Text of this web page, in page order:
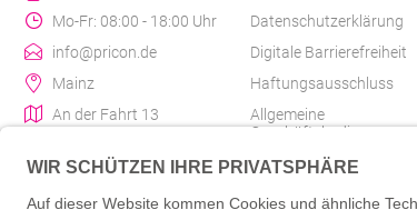
Mo-Fr: 08:00 - 18:00 Uhr
info@pricon.de
Mainz
An der Fahrt 13
Datenschutzerklärung
Digitale Barrierefreiheit
Haftungsausschluss
Allgemeine
Geschäftsbedingungen
Liefer- & Versandkosten